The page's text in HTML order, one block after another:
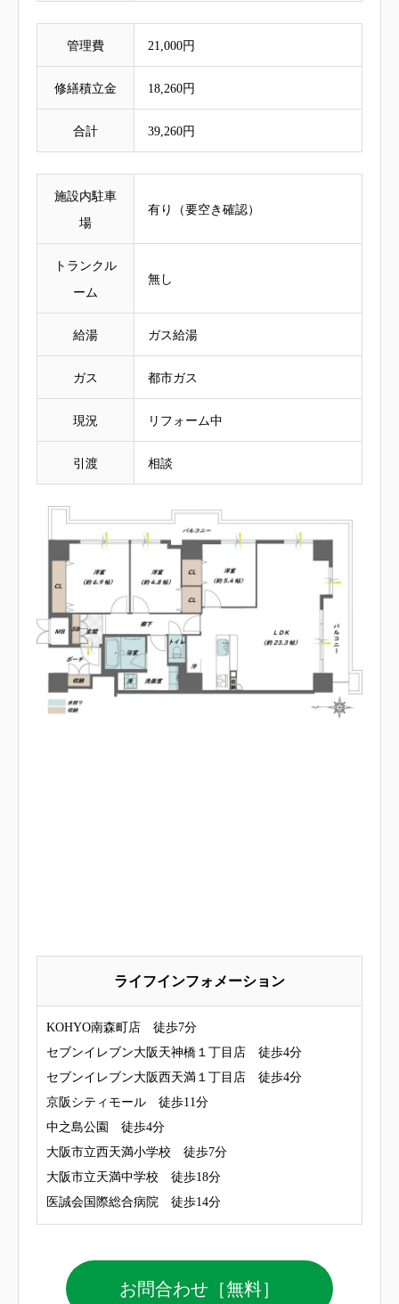
管理費 21,000円
修繕積立金 18,260円
合計 39,260円
施設内駐車
場
有り（要空き確認）
トランクル
ーム
無し
給湯 ガス給湯
ガス 都市ガス
現況 リフォーム中
引渡 相談
ライフインフォメーション
KOHYO南森町店 徒歩7分
セブンイレブン大阪天神橋１丁目店 徒歩4分
セブンイレブン大阪西天満１丁目店 徒歩4分
京阪シティモール 徒歩11分
中之島公園 徒歩4分
大阪市立西天満小学校 徒歩7分
大阪市立天満中学校 徒歩18分
医誠会国際総合病院 徒歩14分
お問合わせ［無料］